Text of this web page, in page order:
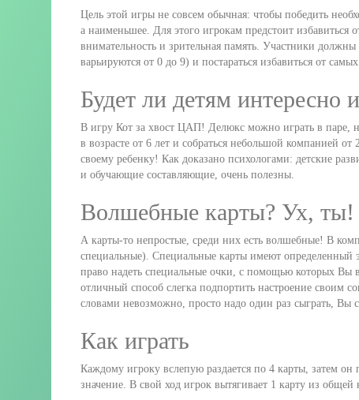
Цель этой игры не совсем обычная: чтобы победить
а наименьшее. Для этого игрокам предстоит
внимательность и зрительная память. Участники
варьируются от 0 до 9) и постараться избавиться от
Будет ли детям интересно
В игру Кот за хвост ЦАП! Делюкс можно играть в паре,
в возрасте от 6 лет и собраться небольшой компанией
своему ребенку! Как доказано психологами: детские
и обучающие составляющие, очень полезны.
Волшебные карты? Ух, ты!
А карты-то непростые, среди них есть волшебные! В
специальные). Специальные карты имеют определенный
право надеть специальные очки, с помощью которых Вы
отличный способ слегка подпортить настроение своим
словами невозможно, просто надо один раз сыграть, Вы
Как играть
Каждому игроку вслепую раздается по 4 карты, затем
значение. В свой ход игрок вытягивает 1 карту из